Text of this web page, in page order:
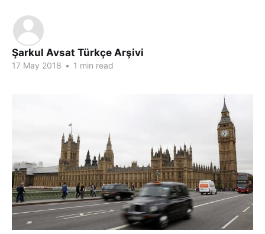
Şarkul Avsat Türkçe Arşivi
17 May 2018 • 1 min read